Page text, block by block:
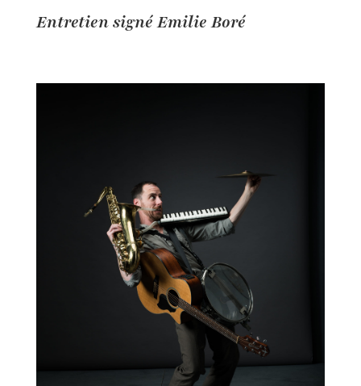
Entretien signé Emilie Boré